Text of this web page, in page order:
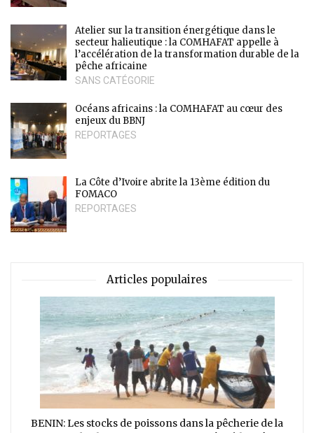
Atelier sur la transition énergétique dans le
secteur halieutique : la COMHAFAT appelle à
l’accélération de la transformation durable de la
pêche africaine
SANS CATÉGORIE
Océans africains : la COMHAFAT au cœur des
enjeux du BBNJ
REPORTAGES
La Côte d’Ivoire abrite la 13ème édition du
FOMACO
REPORTAGES
Articles populaires
BENIN: Les stocks de poissons dans la pêcherie de la